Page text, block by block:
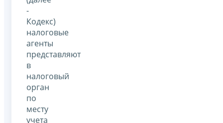
-
Кодекс)
налоговые
агенты
представляют
в
налоговый
орган
по
месту
учета